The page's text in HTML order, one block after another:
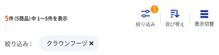
5件（5商品）中 1～5件を表示
絞り込み
1
並び替え 表示切替
絞り込み クラウンフーヅ